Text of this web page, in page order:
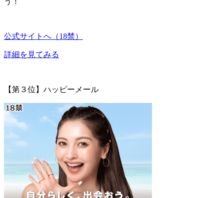
公式サイトへ（18禁）
詳細を見てみる
【第３位】ハッピーメール